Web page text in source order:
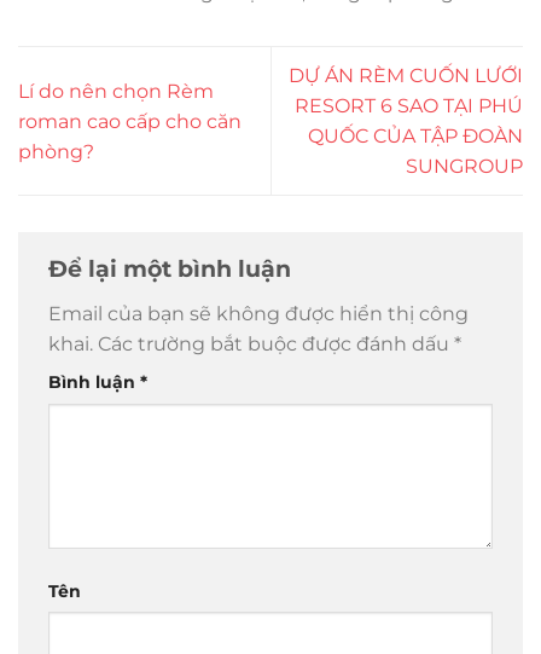
Lí do nên chọn Rèm
roman cao cấp cho căn
phòng?
DỰ ÁN RÈM CUỐN LƯỚI
RESORT 6 SAO TẠI PHÚ
QUỐC CỦA TẬP ĐOÀN
SUNGROUP
Để lại một bình luận
Email của bạn sẽ không được hiển thị công
khai. Các trường bắt buộc được đánh dấu *
Bình luận *
Tên